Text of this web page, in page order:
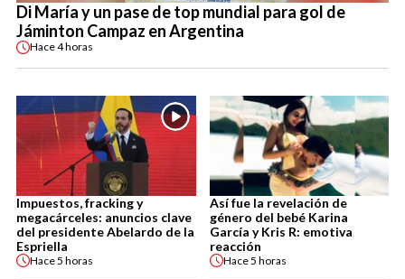
Di María y un pase de top mundial para gol de
Jáminton Campaz en Argentina
Hace4 horas
Impuestos, fracking y
megacárceles: anuncios clave
del presidente Abelardo de la
Espriella
Hace5 horas
Así fue la revelación de
género del bebé Karina
García y Kris R: emotiva
reacción
Hace5 horas